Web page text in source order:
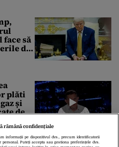
să
de
plăti
și
de
rămână confidențiale
informații pe dispozitivul dvs., precum identificatorii
Puteți accepta sau gestiona preferințele dvs.